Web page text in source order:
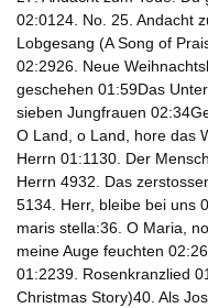
02:0124. No. 25. Andacht
Lobgesang (A Song of
02:2926. Neue
geschehen 01:59Das
sieben Jungfrauen
O Land, o Land, hore das
Herrn 01:1130. Der
Herrn 4932. Das
5134. Herr, bleibe bei uns
maris stella:36. O Maria,
meine Auge feuchten
01:2239. Rosenkranzlied
Christmas Story)40. Als